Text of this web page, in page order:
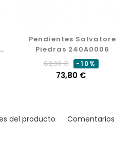
Pendientes Salvatore
Piedras 240A0006
Precio
normal
82,00 € -10%
73,80 €
del producto Comentarios